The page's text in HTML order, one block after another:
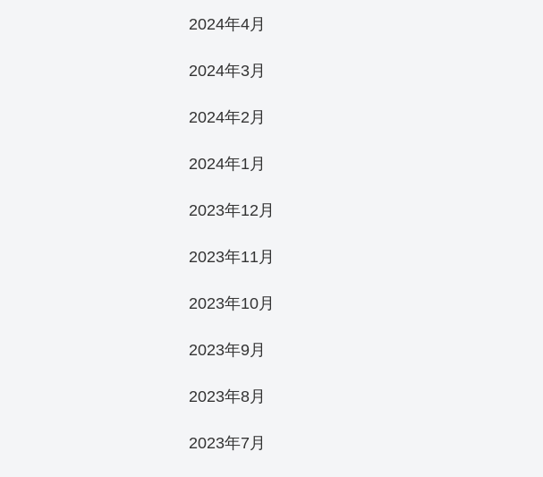
2024年4月
2024年3月
2024年2月
2024年1月
2023年12月
2023年11月
2023年10月
2023年9月
2023年8月
2023年7月